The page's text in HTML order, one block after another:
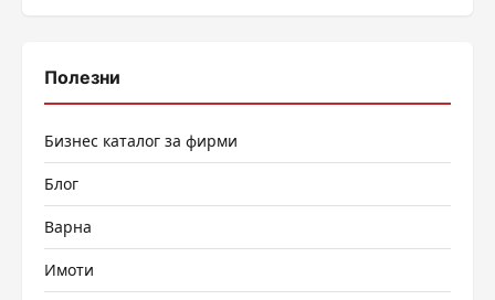
Полезни
Бизнес каталог за фирми
Блог
Варна
Имоти